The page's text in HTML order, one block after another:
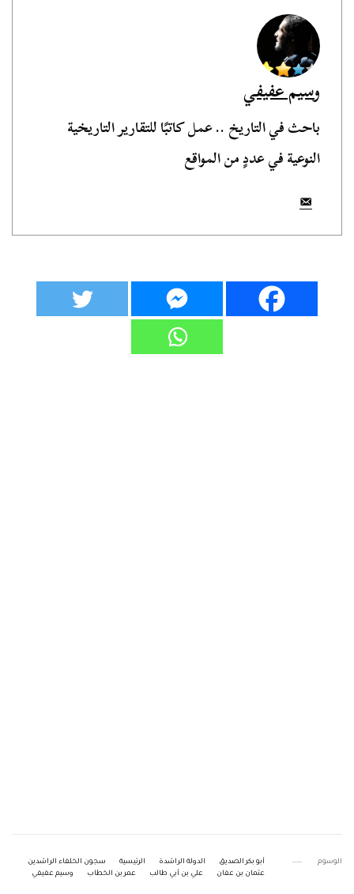
وسيم عفيفي
باحث في التاريخ .. عمل كاتبًا للتقارير التاريخية
النوعية في عددٍ من المواقع
الوسوم أبو بكر الصديق الدولة الراشدة الرئيسية
سجون الخلفاء الراشدين
عثمان بن عفان
علي بن أبي طالب عمر بن الخطاب وسيم عفيفي